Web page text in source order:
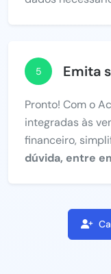
5 Emita
Pronto! Com o
integradas às
financeiro,
dúvida, entre